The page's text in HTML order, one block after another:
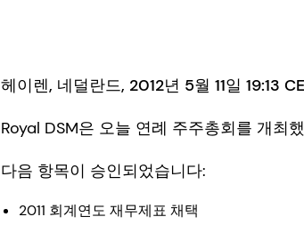
헤이렌, 네덜란드, 2012년 5월 11일 19:13
Royal DSM은 오늘 연례 주주총회를 개최
다음 항목이 승인되었습니다:
2011 회계연도 재무제표 채택